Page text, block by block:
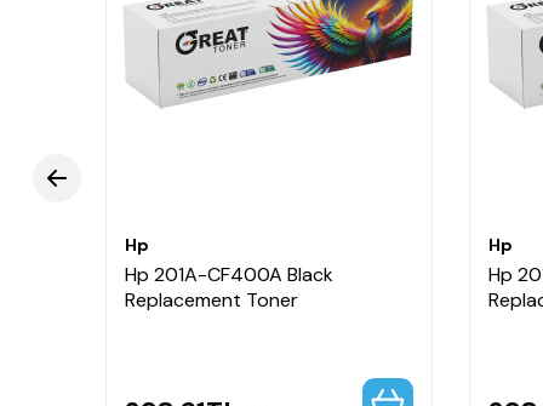
Hp
Hp 201A-CF400A Black
Replacement Toner
Hp
Hp